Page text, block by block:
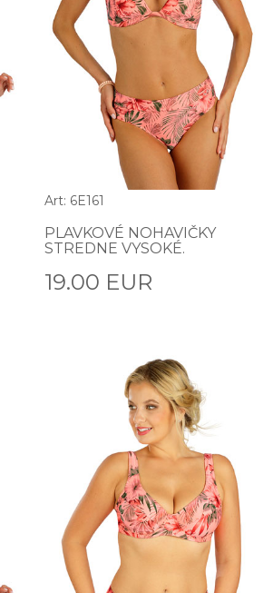
Art: 6E161
PLAVKOVÉ NOHAVIČKY
STREDNE VYSOKÉ.
19.00 EUR